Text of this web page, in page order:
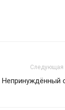
Следующая
Непринуждённый